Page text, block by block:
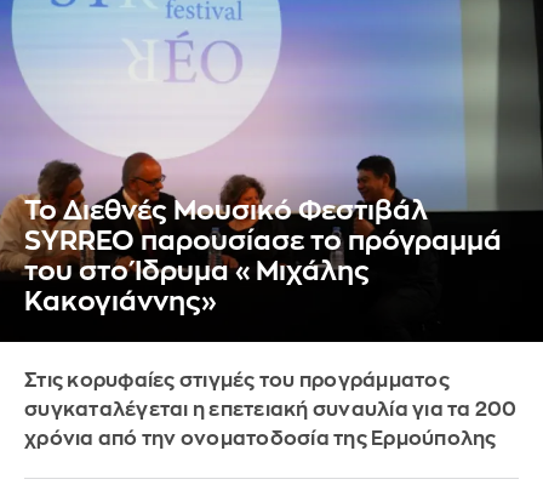
Το Διεθνές Μουσικό Φεστιβάλ
SYRREO παρουσίασε το πρόγραμμά
του στο Ίδρυμα «Μιχάλης
Κακογιάννης»
Στις κορυφαίες στιγμές του προγράμματος
συγκαταλέγεται η επετειακή συναυλία για τα 200
χρόνια από την ονοματοδοσία της Ερμούπολης